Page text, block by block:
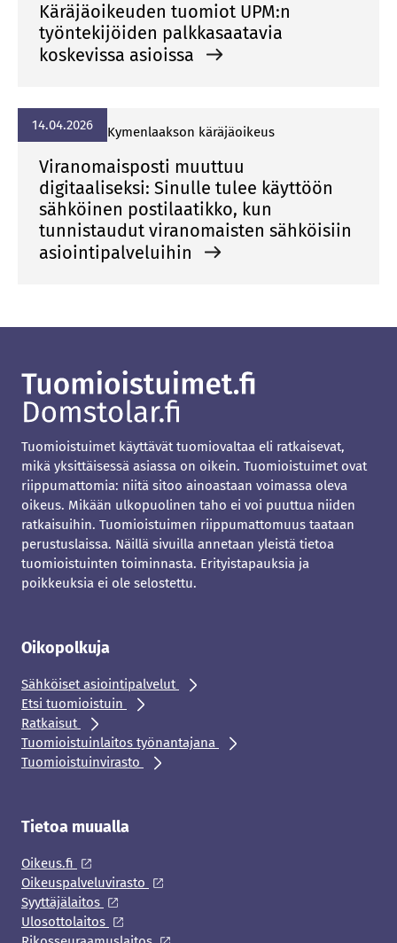
Käräjäoikeuden tuomiot UPM:n
työntekijöiden palkkasaatavia
koskevissa asioissa
14.04.2026 Ky­men­laak­son kä­rä­jä­oi­keus
Viranomaisposti muuttuu
digitaaliseksi: Sinulle tulee käyttöön
sähköinen postilaatikko, kun
tunnistaudut viranomaisten sähköisiin
asiointipalveluihin
Tuomioistuimet käyttävät tuomiovaltaa eli ratkaisevat,
mikä yksittäisessä asiassa on oikein. Tuomioistuimet ovat
riippumattomia: niitä sitoo ainoastaan voimassa oleva
oikeus. Mikään ulkopuolinen taho ei voi puuttua niiden
ratkaisuihin. Tuomioistuimen riippumattomuus taataan
perustuslaissa. Näillä sivuilla annetaan yleistä tietoa
tuomioistuinten toiminnasta. Erityistapauksia ja
poikkeuksia ei ole selostettu.
Oikopolkuja
Sähköiset asiointipalvelut
Etsi tuomioistuin
Ratkaisut
Tuomioistuinlaitos työnantajana
Tuomioistuinvirasto
Tietoa muualla
Oikeus.fi
Oikeuspalveluvirasto
Syyttäjälaitos
Ulosottolaitos